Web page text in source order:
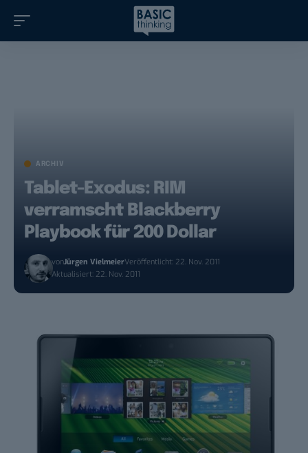
ARCHIV
Tablet-Exodus: RIM
verramscht Blackberry
Playbook für 200 Dollar
vonJürgen VielmeierVeröffentlicht: 22. Nov. 2011
Aktualisiert: 22. Nov. 2011